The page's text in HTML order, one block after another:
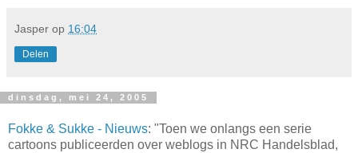
Jasper op 16:04
Delen
dinsdag, mei 24, 2005
Fokke & Sukke - Nieuws: "Toen we onlangs een serie
cartoons publiceerden over weblogs in NRC Handelsblad,